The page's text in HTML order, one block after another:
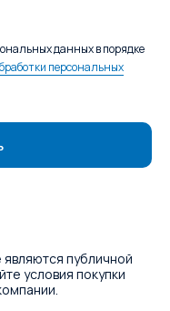
данных в порядке
персональных
публичной
условия покупки